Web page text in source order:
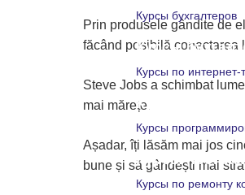
Курсы бухгалтеров
Курсы
Курсы по интернет-
Курсы по
Курсы
Курсы
Курсы по ремонту
Prin produsele gândite de
făcând posibilă conectarea
Steve Jobs a schimbat
mai mărețe.
Așadar, îți lăsăm mai jos
bune și să gândești mai